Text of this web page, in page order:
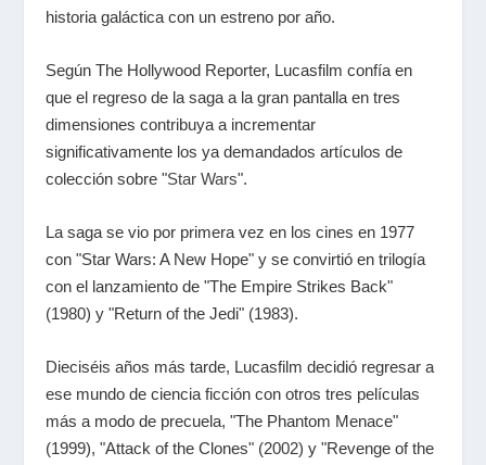
historia galáctica con un estreno por año.
Según The Hollywood Reporter, Lucasfilm confía en
que el regreso de la saga a la gran pantalla en tres
dimensiones contribuya a incrementar
significativamente los ya demandados artículos de
colección sobre "Star Wars".
La saga se vio por primera vez en los cines en 1977
con "Star Wars: A New Hope" y se convirtió en trilogía
con el lanzamiento de "The Empire Strikes Back"
(1980) y "Return of the Jedi" (1983).
Dieciséis años más tarde, Lucasfilm decidió regresar a
ese mundo de ciencia ficción con otros tres películas
más a modo de precuela, "The Phantom Menace"
(1999), "Attack of the Clones" (2002) y "Revenge of the